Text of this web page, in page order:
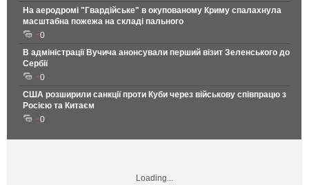
На аеродромі "Гвардійське" в окупованому Криму спалахнула
масштабна пожежа на складі пального
0
В адміністрації Вучича анонсували перший візит Зеленського до
Сербії
0
США розширили санкції проти Куби через військову співпрацю з
Росією та Китаєм
0
Loading...